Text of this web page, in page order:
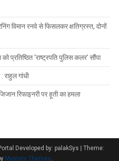
विमान रनवे से फिसलकर क्षतिग्रस्त, दोनों
प्रतिष्ठित ‘राष्ट्रपति पुलिस कलर’ सौंपा
राहुल गांधी
रिफाइनरी पर हूती का हमला
Developed by: palakSys
Theme:
Mystery Themes.